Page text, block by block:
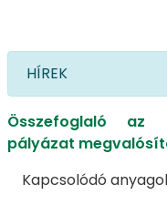
HÍREK
Összefoglaló az
pályázat
Kapcsolódó